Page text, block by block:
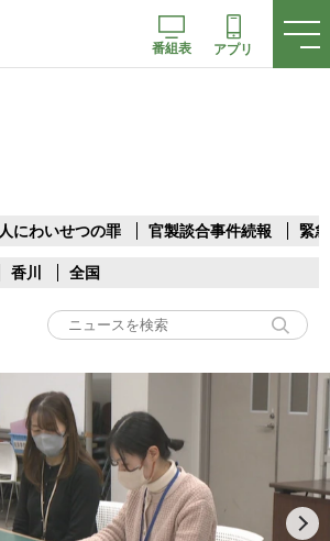
番組表 アプリ
にわいせつの罪 官製談合事件続報 緊
香川 全国
Play